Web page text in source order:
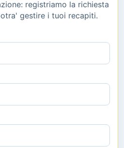
registriamo la richiesta
gestire i tuoi recapiti.